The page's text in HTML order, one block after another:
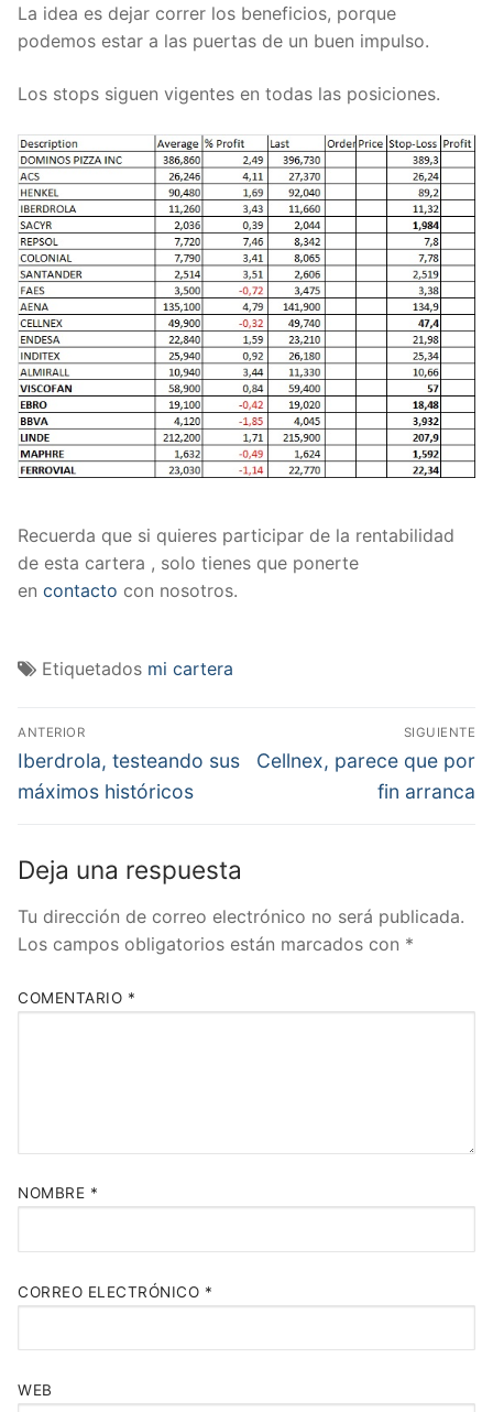
La idea es dejar correr los beneficios, porque
podemos estar a las puertas de un buen impulso.
Los stops siguen vigentes en todas las posiciones.
Recuerda que si quieres participar de la rentabilidad
de esta cartera , solo tienes que ponerte
en contacto con nosotros.
Etiquetados mi cartera
Navegación
de
entradas
ANTERIOR
Entrada
anterior:
Iberdrola, testeando sus
máximos históricos
SIGUIENTE
Entrada
Cellnex, parece que por
fin arranca
Deja una respuesta
Tu dirección de correo electrónico no será publicada.
Los campos obligatorios están marcados con *
COMENTARIO *
NOMBRE *
CORREO ELECTRÓNICO *
WEB